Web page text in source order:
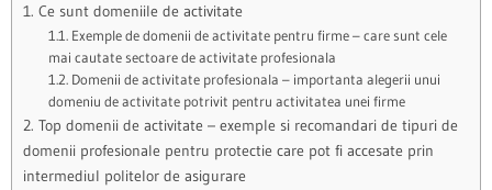
1. Ce sunt domeniile de activitate
1.1. Exemple de domenii de activitate pentru firme – care sunt cele
mai cautate sectoare de activitate profesionala
1.2. Domenii de activitate profesionala – importanta alegerii unui
domeniu de activitate potrivit pentru activitatea unei firme
2. Top domenii de activitate – exemple si recomandari de tipuri de
domenii profesionale pentru protectie care pot fi accesate prin
intermediul politelor de asigurare